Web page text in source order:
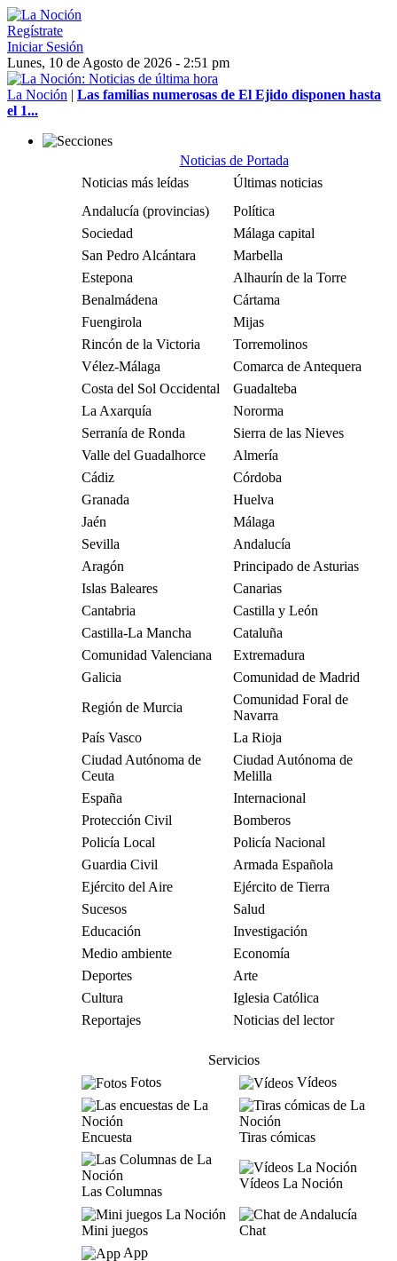
Regístrate
Iniciar Sesión
Lunes, 10 de Agosto de 2026 - 2:51 pm
La Noción | Las familias numerosas de El Ejido disponen hasta
el 1...
Noticias de Portada
Noticias más leídas
Últimas noticias
Andalucía (provincias)
Política
Sociedad
Málaga capital
San Pedro Alcántara
Marbella
Estepona
Alhaurín de la Torre
Benalmádena
Cártama
Fuengirola
Mijas
Rincón de la Victoria
Torremolinos
Vélez-Málaga
Comarca de Antequera
Costa del Sol Occidental
Guadalteba
La Axarquía
Nororma
Serranía de Ronda
Sierra de las Nieves
Valle del Guadalhorce
Almería
Cádiz
Córdoba
Granada
Huelva
Jaén
Málaga
Sevilla
Andalucía
Aragón
Principado de Asturias
Islas Baleares
Canarias
Cantabria
Castilla y León
Castilla-La Mancha
Cataluña
Comunidad Valenciana
Extremadura
Galicia
Comunidad de Madrid
Región de Murcia
Comunidad Foral de
Navarra
País Vasco
La Rioja
Ciudad Autónoma de
Ceuta
Ciudad Autónoma de
Melilla
España
Internacional
Protección Civil
Bomberos
Policía Local
Policía Nacional
Guardia Civil
Armada Española
Ejército del Aire
Ejército de Tierra
Sucesos
Salud
Educación
Investigación
Medio ambiente
Economía
Deportes
Arte
Cultura
Iglesia Católica
Reportajes
Noticias del lector
Servicios
Fotos
Vídeos
Encuesta Tiras cómicas
Las Columnas
Vídeos La Noción
Mini juegos
Chat
App